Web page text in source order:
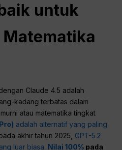
untuk
Claude 4.5 adalah
kadang terbatas dalam
atau matematika tingkat
adalah alternatif yang paling
akhir tahun 2025, GPT-5.2
luar biasa. Nilai 100% pada